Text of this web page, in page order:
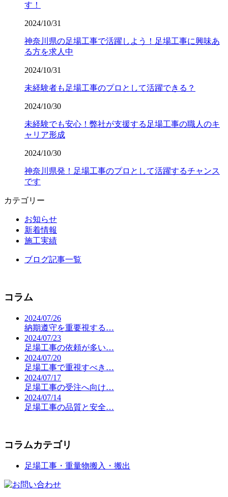
す！
2024/10/31
神奈川県の足場工事で活躍しよう！足場工事に興味あ
る方を求人中
2024/10/31
未経験者も足場工事のプロとして活躍できる？
2024/10/30
未経験でも安心！弊社が支援する足場工事の職人のキ
ャリア形成
2024/10/30
神奈川県発！足場工事のプロとして活躍するチャンス
です
カテゴリー
お知らせ
新着情報
施工実績
ブログ記事一覧
コラム
2024/07/26
納期遵守を重要視する…
2024/07/23
足場工事の依頼が多い…
2024/07/20
足場工事で重視すべき…
2024/07/17
足場工事の受注へ向け…
2024/07/14
足場工事の品質と安全…
コラムカテゴリ
足場工事・重量物搬入・搬出